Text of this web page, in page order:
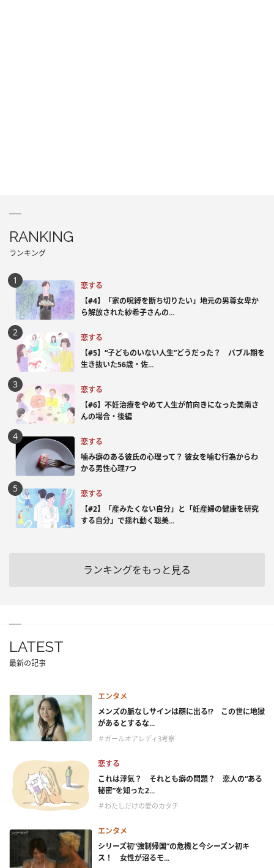
RANKING
ランキング
恋する
【#4】「家の呪縛を断ち切りたい」地元の男尊女卑か
ら解放された紗希子さんの...
恋する
【#5】“子どものいない人生”どうだった？ バブル期を
生き抜いた56歳・佐...
恋する
【#6】不妊治療をやめて人生が前向きになった美南さ
んの場合・後編
恋する
噛み癖のある彼氏の心理って？ 彼女を噛む行為からわ
かる男性心理7つ
恋する
【#2】「産みたくない自分」と「妊産婦の健康を研究
する自分」で揺れ動く聡美...
ランキングをもっと見る
LATEST
最新の記事
エンタメ
メンズの脈なしサインは顔に出る!? この世に地獄
があるとするな...
＃ガールオアレディ3考察
恋する
これは浮気？ それとも癖の問題？ 恋人の“ある
秘密”を知った2...
＃わたしだけの愛のカタチ
エンタメ
シリーズ初“強制帰国”の危機と今シーズン初キ
ス！ 女性が沼るモ...